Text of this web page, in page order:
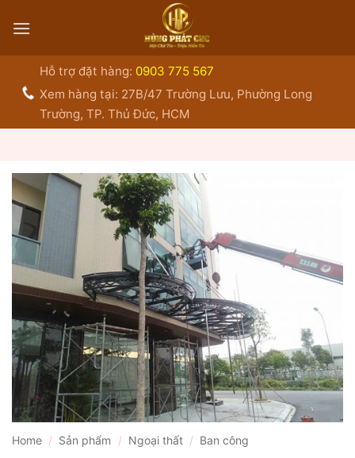
qua
Hỗ trợ đặt hàng: 0903 775 567
Xem hàng tại: 27B/47 Trường Lưu, Phường Long
Trường, TP. Thủ Đức, HCM
Home / Sản phẩm / Ngoại thất / Ban công